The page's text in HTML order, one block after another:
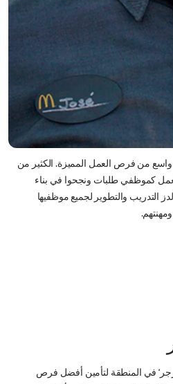
من فرص العمل المميزة. الكثير من
كموظفي طلبات ونجحوا في بناء
التدريب والتطوير لجميع موظفيها
في المنطقة لتأمين أفضل فرص